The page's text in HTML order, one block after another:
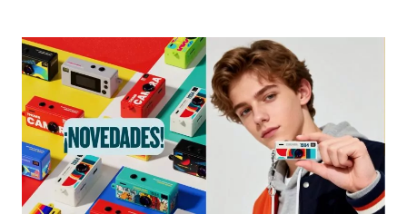
U
R
A
R
,
I
M
P
R
I
H
O
T
O
E
S
T
A
R
Á